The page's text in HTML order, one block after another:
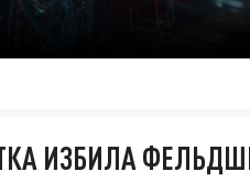
ИЗБИЛА